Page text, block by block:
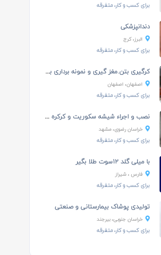
برای کسب و کار، متفرقه
دندانپزشکی
البرز، کرج
برای کسب و کار، متفرقه
کرگیری بتن.مغز گیری و نمونه برداری بتن های مسلح
اصفهان، اصفهان
برای کسب و کار، متفرقه
نصب و اجراء شیشه سکوریت و کرکره برقی
خراسان رضوی، مشهد
برای کسب و کار، متفرقه
با میلی گلد 12سوت طلا بگیر
فارس ، شیراز
برای کسب و کار، متفرقه
تولیدی پوشاک بیمارستانی و صنعتی
خراسان جنوبی، بیرجند
برای کسب و کار، متفرقه